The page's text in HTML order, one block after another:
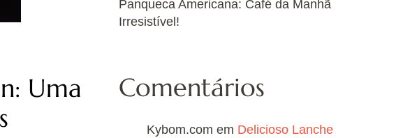
Uma
Panqueca Americana: Café da Manhã
Irresistível!
Comentários
Kybom.com em Delicioso Lanche